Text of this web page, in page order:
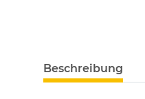
Beschreibung